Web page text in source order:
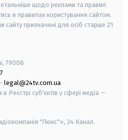
щодо реклами та правил
в правилах користування сайтом.
сайту призначені для осіб старше 21
79008
legal@24tv.com.ua
Реєстрі суб'єктів у сфері медіа —
"Люкс"», 24 Канал.